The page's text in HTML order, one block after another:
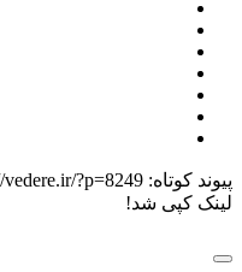
پیوند کوتاه: vedere.ir/?p=8249
لینک کپی شد!